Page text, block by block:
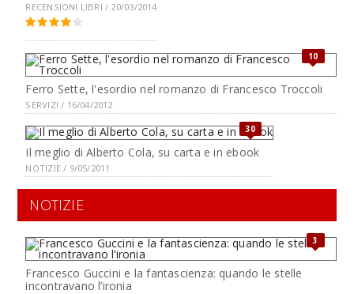
RECENSIONI LIBRI / 20/03/2014
10
Ferro Sette, l'esordio nel romanzo di Francesco Troccoli
SERVIZI / 16/04/2012
30
Il meglio di Alberto Cola, su carta e in ebook
NOTIZIE / 9/05/2011
NOTIZIE
3
Francesco Guccini e la fantascienza: quando le stelle
incontravano l’ironia